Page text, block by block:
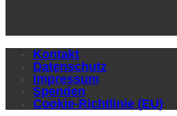
Kontakt
Datenschutz
Impressum
Spenden
Cookie-Richtlinie (EU)